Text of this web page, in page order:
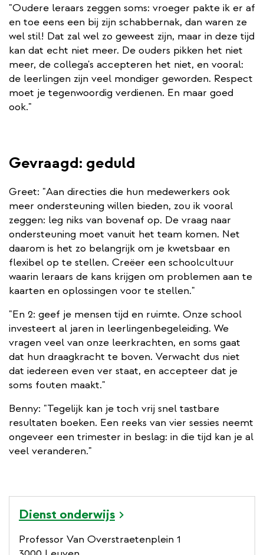
"Oudere leraars zeggen soms: vroeger pakte ik er af
en toe eens een bij zijn schabbernak, dan waren ze
wel stil! Dat zal wel zo geweest zijn, maar in deze tijd
kan dat echt niet meer. De ouders pikken het niet
meer, de collega's accepteren het niet, en vooral:
de leerlingen zijn veel mondiger geworden. Respect
moet je tegenwoordig verdienen. En maar goed
ook."
Gevraagd: geduld
Greet: "Aan directies die hun medewerkers ook
meer ondersteuning willen bieden, zou ik vooral
zeggen: leg niks van bovenaf op. De vraag naar
ondersteuning moet vanuit het team komen. Net
daarom is het zo belangrijk om je kwetsbaar en
flexibel op te stellen. Creëer een schoolcultuur
waarin leraars de kans krijgen om problemen aan te
kaarten en oplossingen voor te stellen."
"En 2: geef je mensen tijd en ruimte. Onze school
investeert al jaren in leerlingenbegeleiding. We
vragen veel van onze leerkrachten, en soms gaat
dat hun draagkracht te boven. Verwacht dus niet
dat iedereen even ver staat, en accepteer dat je
soms fouten maakt."
Benny: "Tegelijk kan je toch vrij snel tastbare
resultaten boeken. Een reeks van vier sessies neemt
ongeveer een trimester in beslag: in die tijd kan je al
veel veranderen."
Dienst onderwijs
Professor Van Overstraetenplein 1